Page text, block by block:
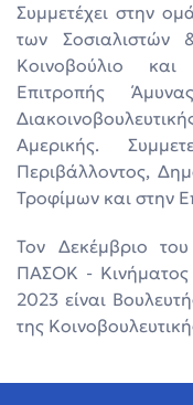
Συμμετέχει στην
των Σοσιαλιστών
Κοινοβούλιο και
Επιτροπής
Αμερικής.
Περιβάλλοντος,
Τροφίμων και στην
Τον Δεκέμβριο
ΠΑΣΟΚ - Κινήματος
2023 είναι
της